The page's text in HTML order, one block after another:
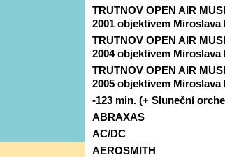
TRUTNOV OPEN AIR
2001 objektivem Miroslava
TRUTNOV OPEN AIR
2004 objektivem Miroslava
TRUTNOV OPEN AIR
2005 objektivem Miroslava
-123 min. (+ Sluneční
ABRAXAS
AC/DC
AEROSMITH